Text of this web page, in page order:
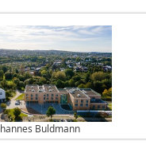
Buldmann